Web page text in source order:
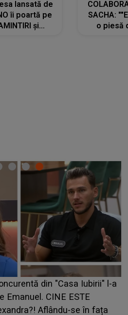
lansată de
îi poartă pe
și
SACHA:
o piesă
din "Casa Iubirii" l-a
Emanuel. CINE ESTE
Aflându-se în fața